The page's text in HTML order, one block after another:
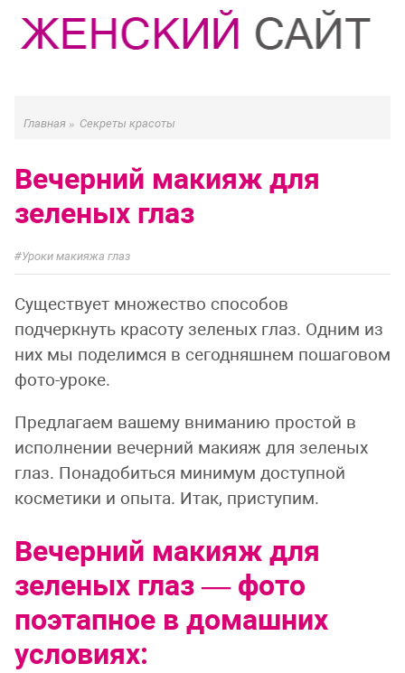
Главная » Секреты красоты
Вечерний макияж для
зеленых глаз
Уроки макияжа глаз
Существует множество способов
подчеркнуть красоту зеленых глаз. Одним из
них мы поделимся в сегодняшнем пошаговом
фото-уроке.
Предлагаем вашему вниманию простой в
исполнении вечерний макияж для зеленых
глаз. Понадобиться минимум доступной
косметики и опыта. Итак, приступим.
Вечерний макияж для
зеленых глаз — фото
поэтапное в домашних
условиях: